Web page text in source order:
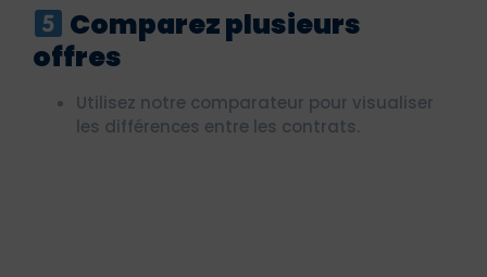
Comparez plusieurs
offres
Utilisez notre comparateur pour visualiser
les différences entre les contrats.